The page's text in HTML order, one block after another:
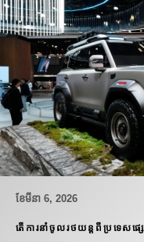
ខែ​មីនា 6, 2026
តើការនាំចូលរថយន្តពីប្រទេសផ្ស